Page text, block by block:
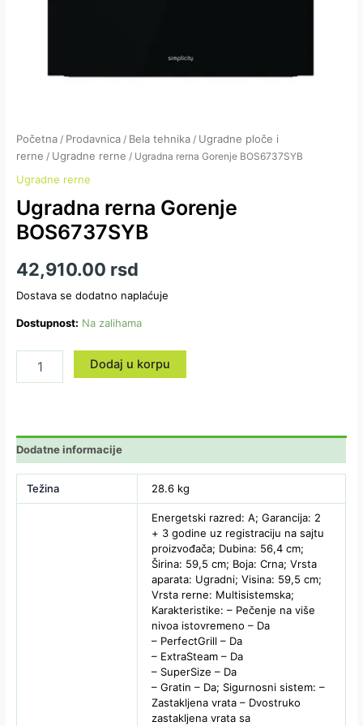
Početna / Prodavnica / Bela tehnika / Ugradne ploče i
rerne / Ugradne rerne / Ugradna rerna Gorenje BOS6737SYB
Ugradne rerne
Ugradna rerna Gorenje
BOS6737SYB
42,910.00 rsd
Dostava se dodatno naplaćuje
Dostupnost: Na zalihama
Dodaj u korpu
Dodatne informacije
Težina 28.6 kg
Energetski razred: A; Garancija: 2
+ 3 godine uz registraciju na sajtu
proizvođača; Dubina: 56,4 cm;
Širina: 59,5 cm; Boja: Crna; Vrsta
aparata: Ugradni; Visina: 59,5 cm;
Vrsta rerne: Multisistemska;
Karakteristike: – Pečenje na više
nivoa istovremeno – Da
– PerfectGrill – Da
– ExtraSteam – Da
– SuperSize – Da
– Gratin – Da; Sigurnosni sistem: –
Zastakljena vrata – Dvostruko
zastakljena vrata sa